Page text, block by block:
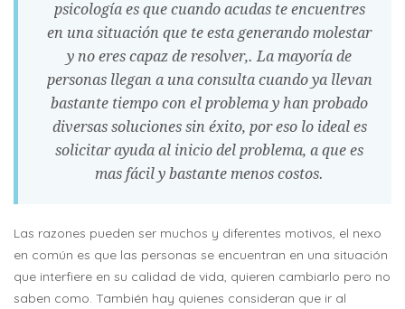
psicología es que cuando acudas te encuentres
en una situación que te esta generando molestar
y no eres capaz de resolver,. La mayoría de
personas llegan a una consulta cuando ya llevan
bastante tiempo con el problema y han probado
diversas soluciones sin éxito, por eso lo ideal es
solicitar ayuda al inicio del problema, a que es
mas fácil y bastante menos costos.
Las razones pueden ser muchos y diferentes motivos, el nexo
en común es que las personas se encuentran en una situación
que interfiere en su calidad de vida, quieren cambiarlo pero no
saben como. También hay quienes consideran que ir al